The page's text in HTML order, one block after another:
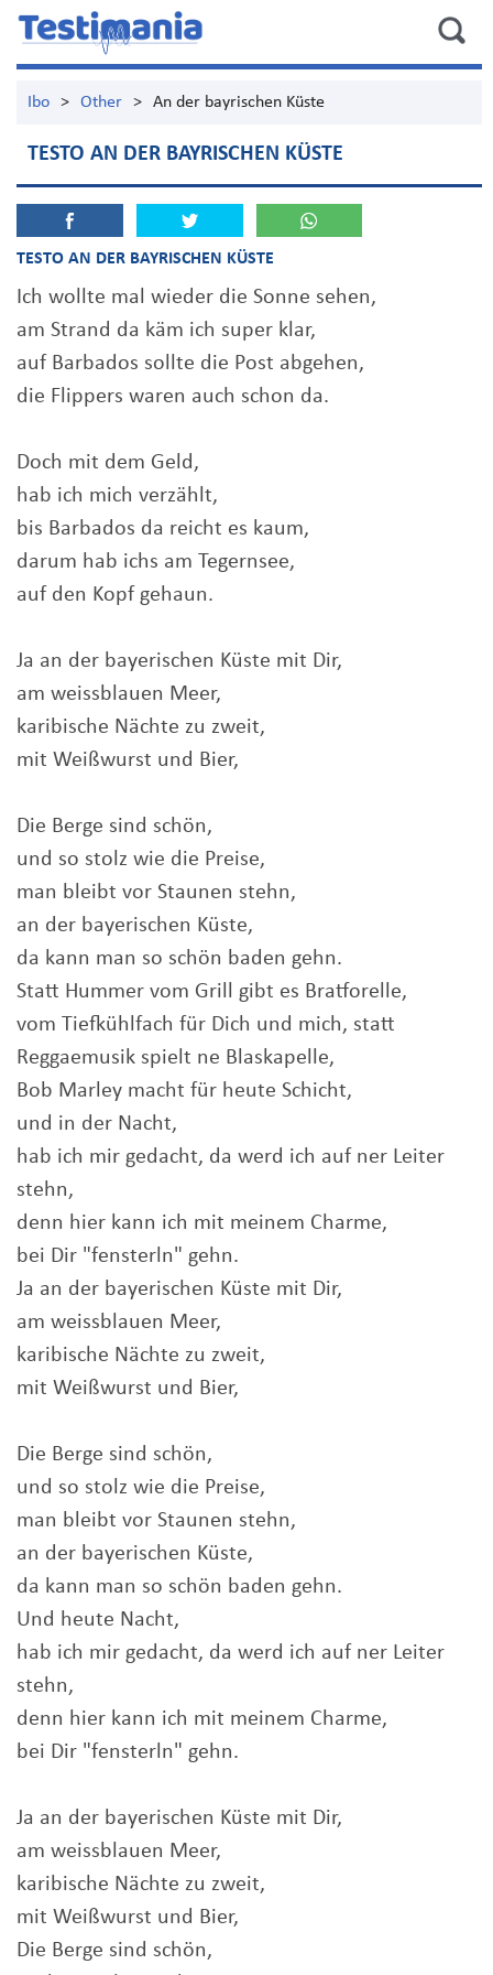
Ibo > Other > An der bayrischen Küste
TESTO AN DER BAYRISCHEN KÜSTE
TESTO AN DER BAYRISCHEN KÜSTE
Ich wollte mal wieder die Sonne sehen,
am Strand da käm ich super klar,
auf Barbados sollte die Post abgehen,
die Flippers waren auch schon da.
Doch mit dem Geld,
hab ich mich verzählt,
bis Barbados da reicht es kaum,
darum hab ichs am Tegernsee,
auf den Kopf gehaun.
Ja an der bayerischen Küste mit Dir,
am weissblauen Meer,
karibische Nächte zu zweit,
mit Weißwurst und Bier,
Die Berge sind schön,
und so stolz wie die Preise,
man bleibt vor Staunen stehn,
an der bayerischen Küste,
da kann man so schön baden gehn.
Statt Hummer vom Grill gibt es Bratforelle,
vom Tiefkühlfach für Dich und mich, statt
Reggaemusik spielt ne Blaskapelle,
Bob Marley macht für heute Schicht,
und in der Nacht,
hab ich mir gedacht, da werd ich auf ner Leiter
stehn,
denn hier kann ich mit meinem Charme,
bei Dir "fensterln" gehn.
Ja an der bayerischen Küste mit Dir,
am weissblauen Meer,
karibische Nächte zu zweit,
mit Weißwurst und Bier,
Die Berge sind schön,
und so stolz wie die Preise,
man bleibt vor Staunen stehn,
an der bayerischen Küste,
da kann man so schön baden gehn.
Und heute Nacht,
hab ich mir gedacht, da werd ich auf ner Leiter
stehn,
denn hier kann ich mit meinem Charme,
bei Dir "fensterln" gehn.
Ja an der bayerischen Küste mit Dir,
am weissblauen Meer,
karibische Nächte zu zweit,
mit Weißwurst und Bier,
Die Berge sind schön,